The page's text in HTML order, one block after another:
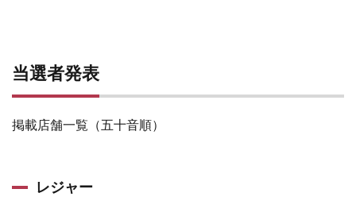
当選者発表
掲載店舗一覧（五十音順）
レジャー